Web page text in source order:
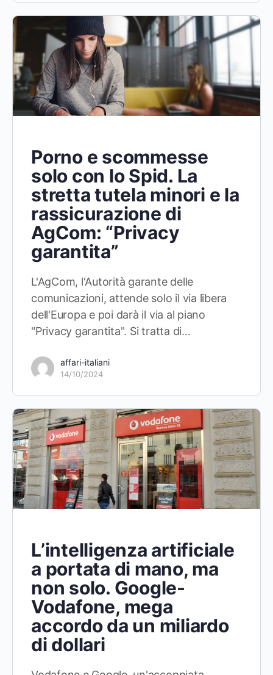
Porno e scommesse
solo con lo Spid. La
stretta tutela minori e la
rassicurazione di
AgCom: “Privacy
garantita”
L'AgCom, l'Autorità garante delle
comunicazioni, attende solo il via libera
dell'Europa e poi darà il via al piano
"Privacy garantita". Si tratta di…
affari-italiani
14/10/2024
L’intelligenza artificiale
a portata di mano, ma
non solo. Google-
Vodafone, mega
accordo da un miliardo
di dollari